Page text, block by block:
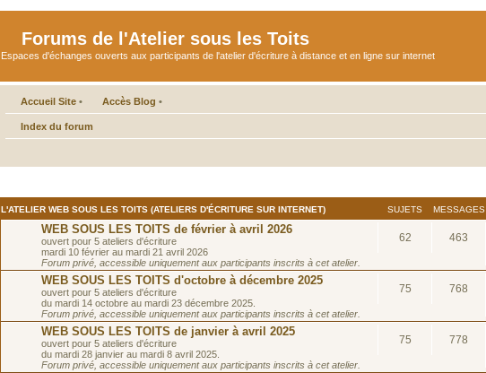
Forums de l'Atelier sous les Toits
Espaces d'échanges ouverts aux participants de l'atelier d'écriture à distance et en ligne sur internet
Accueil Site • Accès Blog •
Index du forum
L'ATELIER WEB SOUS LES TOITS (ATELIERS D'ÉCRITURE SUR INTERNET) SUJETS MESSAGES
WEB SOUS LES TOITS de février à avril 2026
ouvert pour 5 ateliers d'écriture
mardi 10 février au mardi 21 avril 2026
Forum privé, accessible uniquement aux participants inscrits à cet atelier.
62 463
WEB SOUS LES TOITS d'octobre à décembre 2025
ouvert pour 5 ateliers d'écriture
du mardi 14 octobre au mardi 23 décembre 2025.
Forum privé, accessible uniquement aux participants inscrits à cet atelier.
75 768
WEB SOUS LES TOITS de janvier à avril 2025
ouvert pour 5 ateliers d'écriture
du mardi 28 janvier au mardi 8 avril 2025.
Forum privé, accessible uniquement aux participants inscrits à cet atelier.
75 778